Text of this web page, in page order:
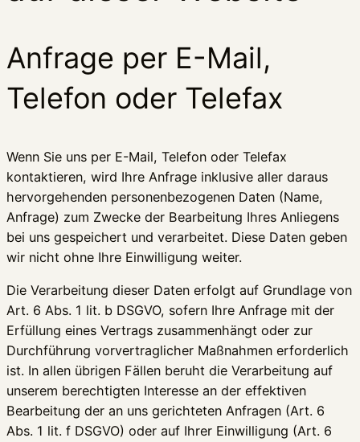
Anfrage per E-Mail,
Telefon oder Telefax
Wenn Sie uns per E-Mail, Telefon oder Telefax
kontaktieren, wird Ihre Anfrage inklusive aller daraus
hervorgehenden personenbezogenen Daten (Name,
Anfrage) zum Zwecke der Bearbeitung Ihres Anliegens
bei uns gespeichert und verarbeitet. Diese Daten geben
wir nicht ohne Ihre Einwilligung weiter.
Die Verarbeitung dieser Daten erfolgt auf Grundlage von
Art. 6 Abs. 1 lit. b DSGVO, sofern Ihre Anfrage mit der
Erfüllung eines Vertrags zusammenhängt oder zur
Durchführung vorvertraglicher Maßnahmen erforderlich
ist. In allen übrigen Fällen beruht die Verarbeitung auf
unserem berechtigten Interesse an der effektiven
Bearbeitung der an uns gerichteten Anfragen (Art. 6
Abs. 1 lit. f DSGVO) oder auf Ihrer Einwilligung (Art. 6